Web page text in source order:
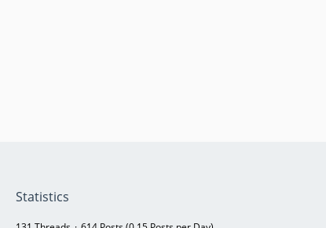
Statistics